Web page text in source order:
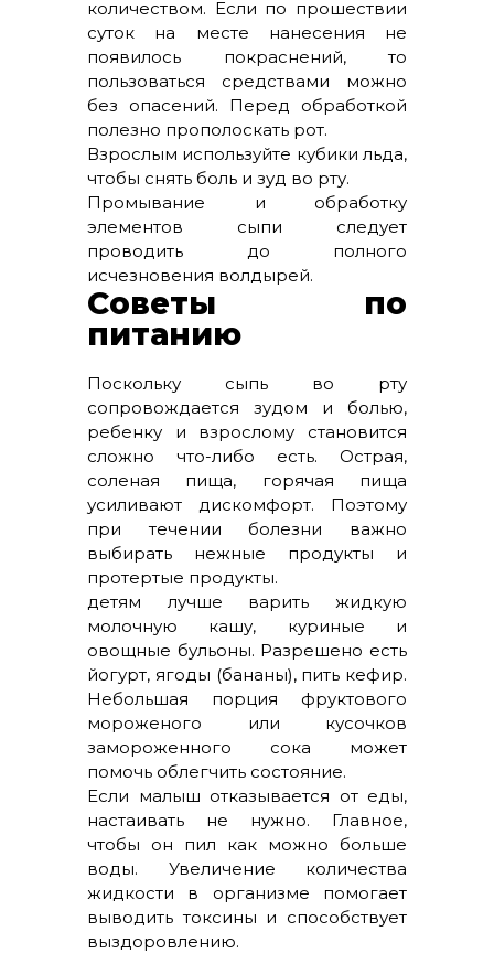
количеством. Если по прошествии
суток на месте нанесения не
появилось покраснений, то
пользоваться средствами можно
без опасений. Перед обработкой
полезно прополоскать рот.
Взрослым используйте кубики льда,
чтобы снять боль и зуд во рту.
Промывание и обработку
элементов сыпи следует
проводить до полного
исчезновения волдырей.
Советы по
питанию
Поскольку сыпь во рту
сопровождается зудом и болью,
ребенку и взрослому становится
сложно что-либо есть. Острая,
соленая пища, горячая пища
усиливают дискомфорт. Поэтому
при течении болезни важно
выбирать нежные продукты и
протертые продукты.
детям лучше варить жидкую
молочную кашу, куриные и
овощные бульоны. Разрешено есть
йогурт, ягоды (бананы), пить кефир.
Небольшая порция фруктового
мороженого или кусочков
замороженного сока может
помочь облегчить состояние.
Если малыш отказывается от еды,
настаивать не нужно. Главное,
чтобы он пил как можно больше
воды. Увеличение количества
жидкости в организме помогает
выводить токсины и способствует
выздоровлению.